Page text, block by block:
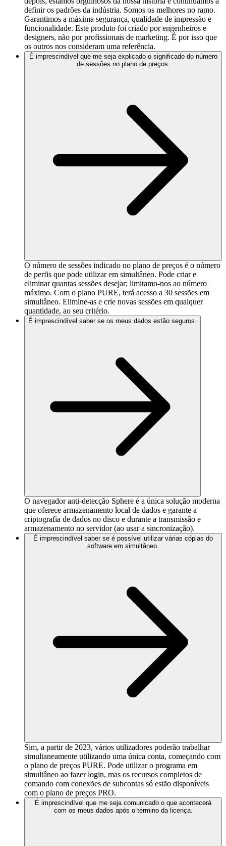
definir os padrões da indústria. Somos os melhores no ramo.
Garantimos a máxima segurança, qualidade de impressão e
funcionalidade. Este produto foi criado por engenheiros e
designers, não por profissionais de marketing. É por isso que
os outros nos consideram uma referência.
É imprescindível que me seja explicado o significado do número
de sessões no plano de preços.
O número de sessões indicado no plano de preços é o número
de perfis que pode utilizar em simultâneo. Pode criar e
eliminar quantas sessões desejar; limitamo-nos ao número
máximo. Com o plano PURE, terá acesso a 30 sessões em
simultâneo. Elimine-as e crie novas sessões em qualquer
quantidade, ao seu critério.
É imprescindível saber se os meus dados estão seguros.
O navegador anti-detecção Sphere é a única solução moderna
que oferece armazenamento local de dados e garante a
criptografia de dados no disco e durante a transmissão e
armazenamento no servidor (ao usar a sincronização).
É imprescindível saber se é possível utilizar várias cópias do
software em simultâneo.
Sim, a partir de 2023, vários utilizadores poderão trabalhar
simultaneamente utilizando uma única conta, começando com
o plano de preços PURE. Pode utilizar o programa em
simultâneo ao fazer login, mas os recursos completos de
comando com conexões de subcontas só estão disponíveis
com o plano de preços PRO.
É imprescindível que me seja comunicado o que acontecerá
com os meus dados após o término da licença.